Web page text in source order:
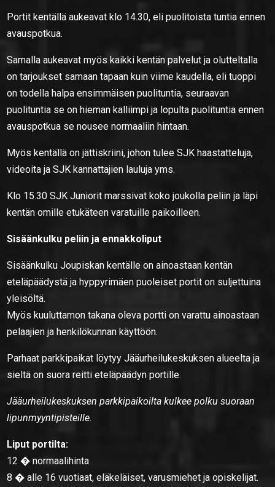
Portit kentällä aukeavat klo 14.30, eli puolitoista tuntia ennen
avauspotkua.
Samalla aukeavat myös kaikki kentän palvelut ja olutteltalla
on tarjoukset samaan tapaan kuin viime kaudella, eli tuoppi
on todella halpa ensimmäisen puolituntia, seuraavan
puolituntia se on hieman kalliimpi ja lopulta puolituntia ennen
avauspotkua se nousee normaaliin hintaan.
Myös kentällä on jättiskriini, johon tulee SJK haastatteluja,
videoita ja SJK kannattajien lauluja yms.
Klo 15.30 SJK Juniorit marssivat koko joukolla peliin ja läpi
kentän omille etukäteen varatuille paikoilleen.
Sisäänkulku peliin ja ennakkoliput
Sisäänkulku Joupiskan kentälle on ainoastaan kentän
eteläpäädystä ja hyppyrimäen puoleiset portit on suljettuina
yleisöltä.
Myös kuuluttamon takana oleva portti on varattu ainoastaan
pelaajien ja henkilökunnan käyttöön.
Parhaat parkkipaikat löytyy Jääurheilukeskuksen alueelta ja
sieltä on suora reitti eteläpäädyn portille.
Jääurheilukeskuksen parkkipaikoilta kulkee polku suoraan
lipunmyyntipisteille.
Liput portilta:
12 � normaalihinta
8 � alle 16 vuotiaat, eläkeläiset, varusmiehet ja opiskelijat.